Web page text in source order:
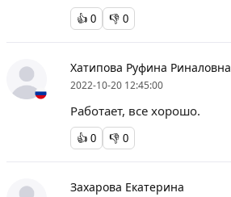
👍 0 👎 0
Хатипова Руфина Риналовна
2022-10-20 12:45:00
Работает, все хорошо.
👍 0 👎 0
Захарова Екатерина